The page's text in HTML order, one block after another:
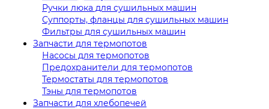
Ручки люка для сушильных машин
Суппорты, фланцы для сушильных машин
Фильтры для сушильных машин
Запчасти для термопотов
Насосы для термопотов
Предохранители для термопотов
Термостаты для термопотов
Тэны для термопотов
Запчасти для хлебопечей